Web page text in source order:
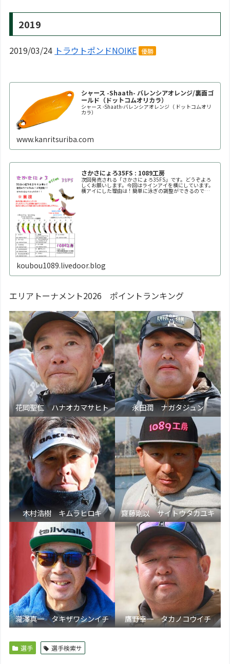
2019
2019/03/24 トラウトポンドNOIKE 優勝
シャース -Shaath- バレンシアオレンジ/裏面ゴ
ールド（ドットコムオリカラ）
シャース -Shaath-バレンシアオレンジ（ ドットコムオリ
カラ）
www.kanritsuriba.com
さかさにょろ35FS : 1089工房
次回発売される「さかさにょろ35FS」です。どうぞよろ
しくお願いします。今回はラインアイを横にしています。
横アイにした理由は！簡単に泳ぎの調整ができるので
す！！自分好みの泳ぎ方に調整してください。※何回も曲
koubou1089.livedoor.blog
エリアトーナメント2026 ポイントランキング
花岡聖仁 ハナオカマサヒト 永田潤 ナガタジュン
木村浩樹 キムラヒロキ 齋藤剛以 サイトウタカユキ
瀧澤真一 タキザワシンイチ 鷹野幸一 タカノコウイチ
選手 選手検索サ